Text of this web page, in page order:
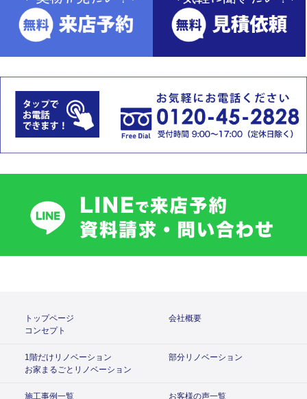
トップページ
会社概要
コンセプト
1階だけリノベーション
部分リノベーション
お家まるごとリノベーション
施工事例一覧
お客様の声一覧